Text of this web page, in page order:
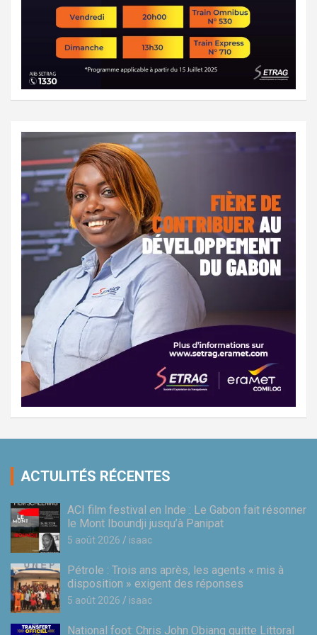
ACTULITÉS RÉCENTES
ACI film festival en Inde : Le Gabon fait résonner
le Mont Iboundji jusqu’à Panipat
5 août 2026 isaac
Pétrole : Trois ans après, les agents « mis à
disposition » exigent des réponses
5 août 2026 isaac
National foot: Chris John Obiang quitte Littoral